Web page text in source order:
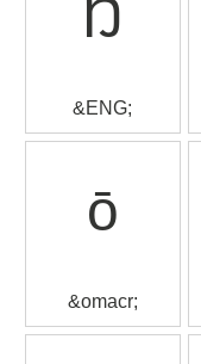
Ŋ
&ENG;
ō
&omacr;